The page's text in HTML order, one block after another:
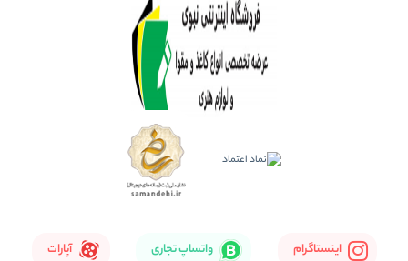
اینستاگرام واتساپ تجاری آپارات